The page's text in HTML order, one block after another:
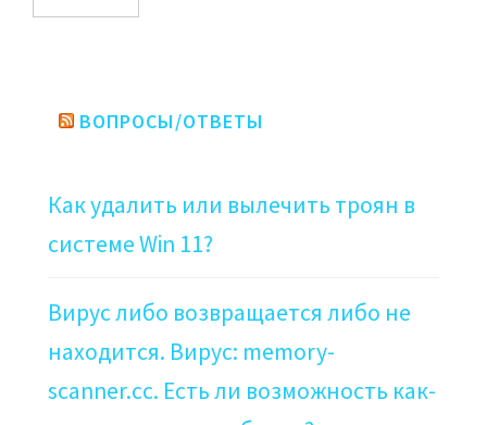
ВОПРОСЫ/ОТВЕТЫ
Как удалить или вылечить троян в
системе Win 11?
Вирус либо возвращается либо не
находится. Вирус: memory-
scanner.cc. Есть ли возможность как-